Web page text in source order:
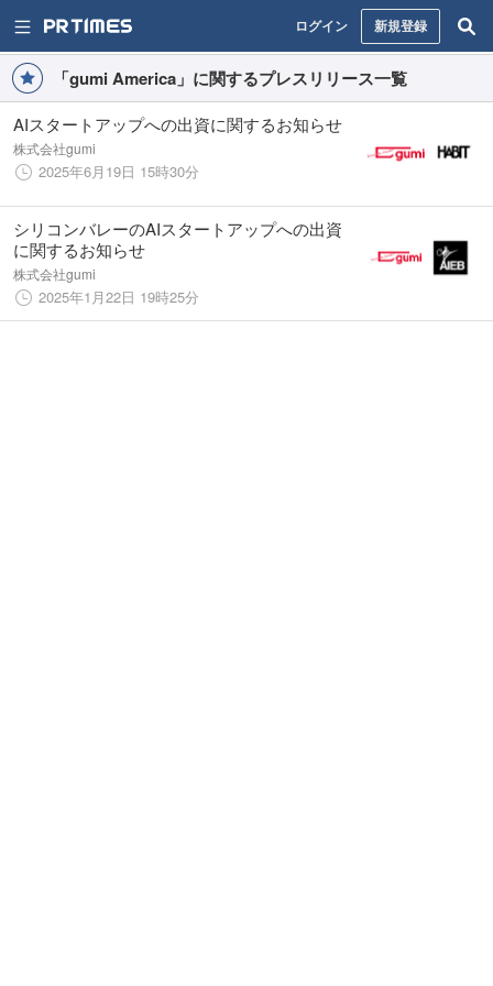
ログイン 新規登録
「gumi America」に関するプレスリリース一覧
AIスタートアップへの出資に関するお知らせ
株式会社gumi
2025年6月19日 15時30分
シリコンバレーのAIスタートアップへの出資
に関するお知らせ
株式会社gumi
2025年1月22日 19時25分